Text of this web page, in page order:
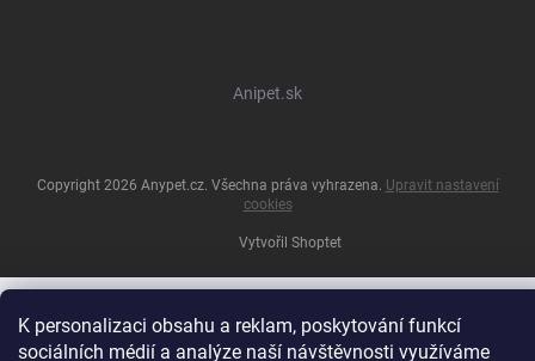
K personalizaci obsahu a reklam, poskytování funkcí
sociálních médií a analýze naší návštěvnosti využíváme
Anipet.sk
Vytvořil Shoptet
Copyright 2026 Anypet.cz. Všechna práva vyhrazena. Upravit nastavení
cookies